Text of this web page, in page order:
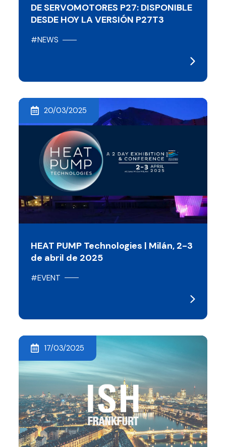
DE SERVOMOTORES P27: DISPONIBLE
DESDE HOY LA VERSIÓN P27T3
#NEWS
20/03/2025
HEAT PUMP Technologies | Milán, 2-3
de abril de 2025
#EVENT
17/03/2025